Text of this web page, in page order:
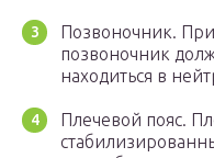
Позвоночник.
позвоночник
находиться в
Плечевой пояс.